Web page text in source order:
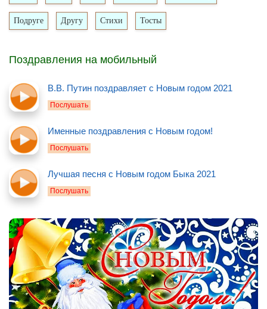
Подруге Другу Стихи Тосты
Поздравления на мобильный
В.В. Путин поздравляет с Новым годом 2021
Послушать
Именные поздравления с Новым годом!
Послушать
Лучшая песня с Новым годом Быка 2021
Послушать